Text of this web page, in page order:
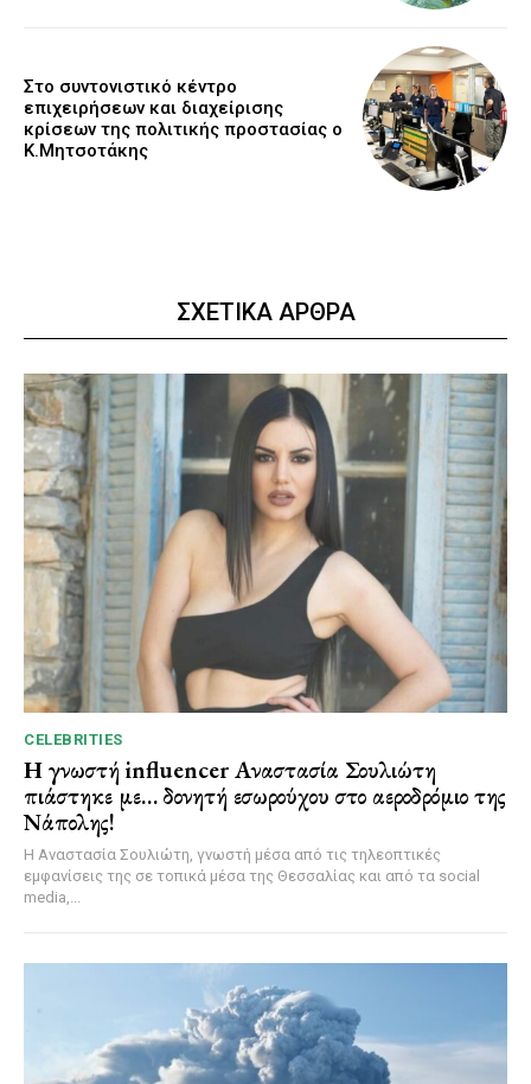
Στο συντονιστικό κέντρο
επιχειρήσεων και διαχείρισης
κρίσεων της πολιτικής προστασίας ο
Κ.Μητσοτάκης
ΣΧΕΤΙΚΑ ΑΡΘΡΑ
CELEBRITIES
Η γνωστή influencer Αναστασία Σουλιώτη
πιάστηκε με… δονητή εσωρούχου στο αεροδρόμιο της
Νάπολης!
Η Αναστασία Σουλιώτη, γνωστή μέσα από τις τηλεοπτικές
εμφανίσεις της σε τοπικά μέσα της Θεσσαλίας και από τα social
media,...